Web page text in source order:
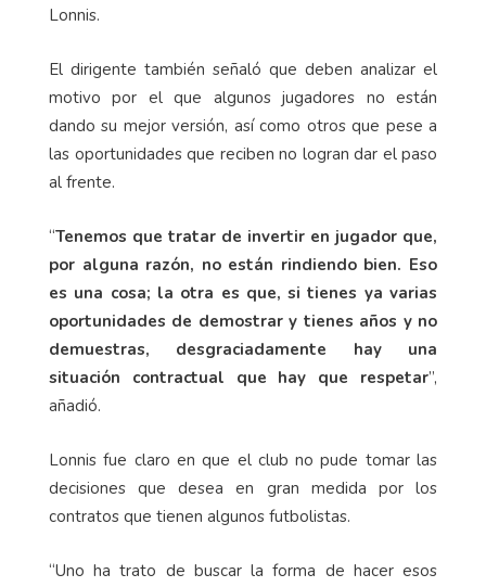
Lonnis.
El dirigente también señaló que deben analizar el
motivo por el que algunos jugadores no están
dando su mejor versión, así como otros que pese a
las oportunidades que reciben no logran dar el paso
al frente.
“Tenemos que tratar de invertir en jugador que,
por alguna razón, no están rindiendo bien. Eso
es una cosa; la otra es que, si tienes ya varias
oportunidades de demostrar y tienes años y no
demuestras, desgraciadamente hay una
situación contractual que hay que respetar”,
añadió.
Lonnis fue claro en que el club no pude tomar las
decisiones que desea en gran medida por los
contratos que tienen algunos futbolistas.
“Uno ha trato de buscar la forma de hacer esos